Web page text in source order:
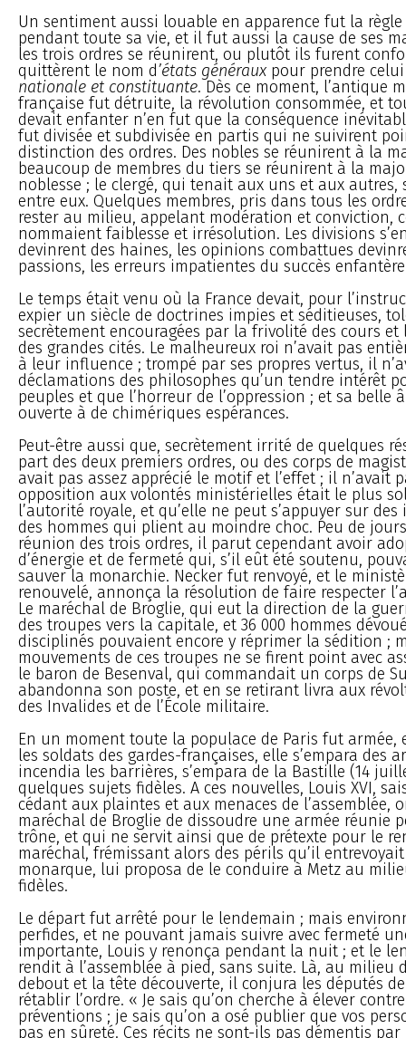
Un sentiment aussi louable en apparence fut la
pendant toute sa vie, et il fut aussi la cause de ses
les trois ordres se réunirent, ou plutôt ils furent
quittèrent le nom d’états généraux pour prendre
nationale et constituante. Dès ce moment, l’antique
française fut détruite, la révolution consommée, et
devait enfanter n’en fut que la conséquence
fut divisée et subdivisée en partis qui ne suivirent
distinction des ordres. Des nobles se réunirent à la
beaucoup de membres du tiers se réunirent à la
noblesse ; le clergé, qui tenait aux uns et aux autres,
entre eux. Quelques membres, pris dans tous les
rester au milieu, appelant modération et conviction,
nommaient faiblesse et irrésolution. Les divisions
devinrent des haines, les opinions combattues
passions, les erreurs impatientes du succès
Le temps était venu où la France devait, pour
expier un siècle de doctrines impies et séditieuses,
secrètement encouragées par la frivolité des cours
des grandes cités. Le malheureux roi n’avait pas
à leur influence ; trompé par ses propres vertus, il
déclamations des philosophes qu’un tendre intérêt
peuples et que l’horreur de l’oppression ; et sa belle
ouverte à de chimériques espérances.
Peut-être aussi que, secrètement irrité de quelques
part des deux premiers ordres, ou des corps de
avait pas assez apprécié le motif et l’effet ; il n’avait
opposition aux volontés ministérielles était le plus
l’autorité royale, et qu’elle ne peut s’appuyer sur
des hommes qui plient au moindre choc. Peu de
réunion des trois ordres, il parut cependant avoir
d’énergie et de fermeté qui, s’il eût été soutenu,
sauver la monarchie. Necker fut renvoyé, et le
renouvelé, annonça la résolution de faire respecter
Le maréchal de Broglie, qui eut la direction de la
des troupes vers la capitale, et 36 000 hommes
disciplinés pouvaient encore y réprimer la sédition ;
mouvements de ces troupes ne se firent point avec
le baron de Besenval, qui commandait un corps de
abandonna son poste, et en se retirant livra aux
des Invalides et de l’École militaire.
En un moment toute la populace de Paris fut armée,
les soldats des gardes-françaises, elle s’empara des
incendia les barrières, s’empara de la Bastille (14
quelques sujets fidèles. A ces nouvelles, Louis XVI,
cédant aux plaintes et aux menaces de l’assemblée,
maréchal de Broglie de dissoudre une armée réunie
trône, et qui ne servit ainsi que de prétexte pour le
maréchal, frémissant alors des périls qu’il
monarque, lui proposa de le conduire à Metz au
fidèles.
Le départ fut arrêté pour le lendemain ; mais
perfides, et ne pouvant jamais suivre avec fermeté
importante, Louis y renonça pendant la nuit ; et le
rendit à l’assemblée à pied, sans suite. Là, au milieu
debout et la tête découverte, il conjura les députés
rétablir l’ordre. « Je sais qu’on cherche à élever
préventions ; je sais qu’on a osé publier que vos
pas en sûreté. Ces récits ne sont-ils pas démentis